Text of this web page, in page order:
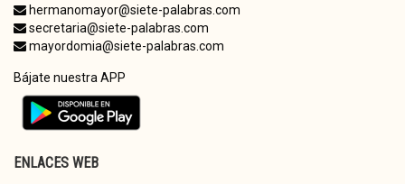
hermanomayor@siete-palabras.com
secretaria@siete-palabras.com
mayordomia@siete-palabras.com
Bájate nuestra APP
ENLACES WEB